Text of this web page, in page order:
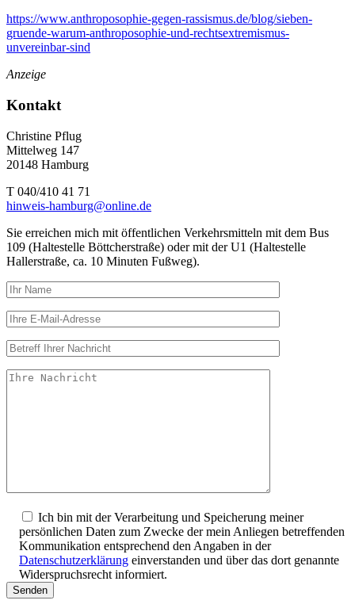
https://www.anthroposophie-gegen-rassismus.de/blog/sieben-
gruende-warum-anthroposophie-und-rechtsextremismus-
unvereinbar-sind
Anzeige
Kontakt
Christine Pflug
Mittelweg 147
20148 Hamburg
T 040/410 41 71
hinweis-hamburg@online.de
Sie erreichen mich mit öffentlichen Verkehrsmitteln mit dem Bus
109 (Haltestelle Böttcherstraße) oder mit der U1 (Haltestelle
Hallerstraße, ca. 10 Minuten Fußweg).
Ich bin mit der Verarbeitung und Speicherung meiner
persönlichen Daten zum Zwecke der mein Anliegen betreffenden
Kommunikation entsprechend den Angaben in der
Datenschutzerklärung einverstanden und über das dort genannte
Widerspruchsrecht informiert.